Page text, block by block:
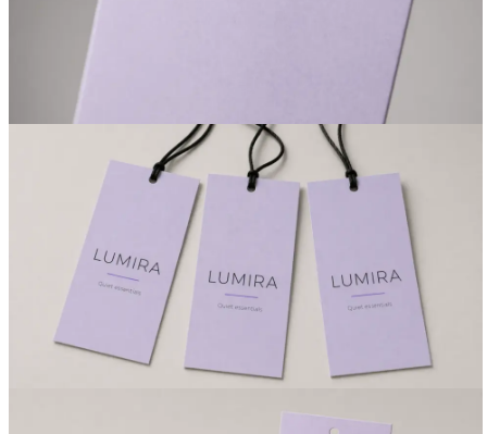
Вакансии
О компании
Написать директору
Портфолио
Франшиза
Контакты